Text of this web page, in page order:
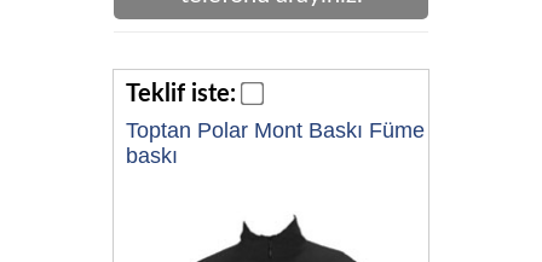
Teklif iste:
Toptan Polar Mont Baskı Füme
baskı